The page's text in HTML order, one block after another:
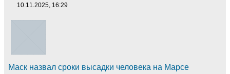
10.11.2025, 16:29
Маск назвал сроки высадки человека на Марсе